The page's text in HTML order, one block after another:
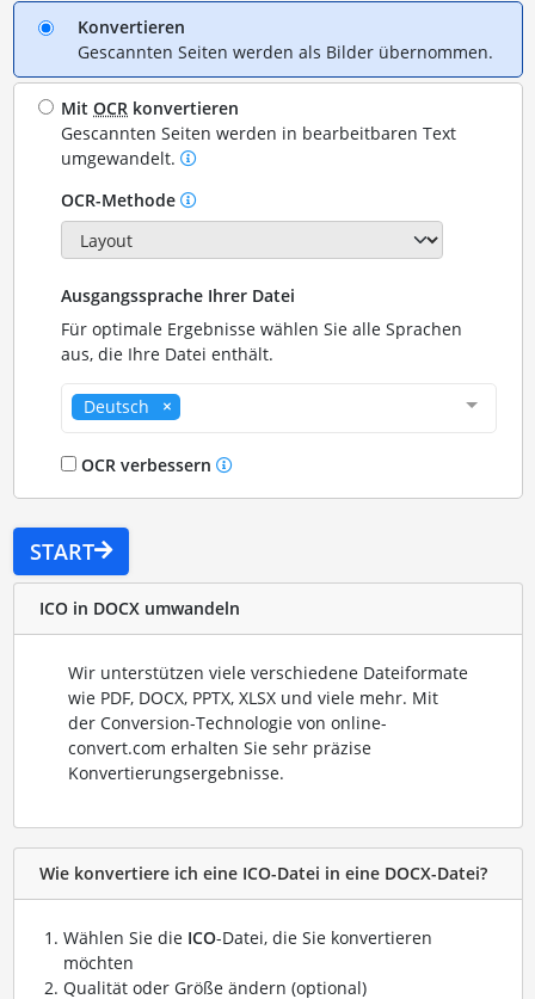
Konvertieren
Gescannten Seiten werden als Bilder übernommen.
MitOCR konvertieren
Gescannten Seiten werden in bearbeitbaren Text
umgewandelt.
OCR-Methode
Ausgangssprache Ihrer Datei
Für optimale Ergebnisse wählen Sie alle Sprachen
aus, die Ihre Datei enthält.
Deutsch
OCR verbessern
START
ICO in DOCX umwandeln
Wir unterstützen viele verschiedene Dateiformate
wie PDF, DOCX, PPTX, XLSX und viele mehr. Mit
der Conversion-Technologie von online-
convert.com erhalten Sie sehr präzise
Konvertierungsergebnisse.
Wie konvertiere ich eine ICO-Datei in eine DOCX-Datei?
Wählen Sie die ICO-Datei, die Sie konvertieren
möchten
Qualität oder Größe ändern (optional)